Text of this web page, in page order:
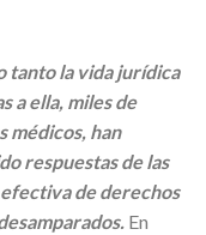
tanto la vida jurídica
a ella, miles de
médicos, han
respuestas de las
de derechos
En